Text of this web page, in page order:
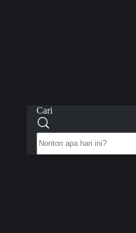
Cari